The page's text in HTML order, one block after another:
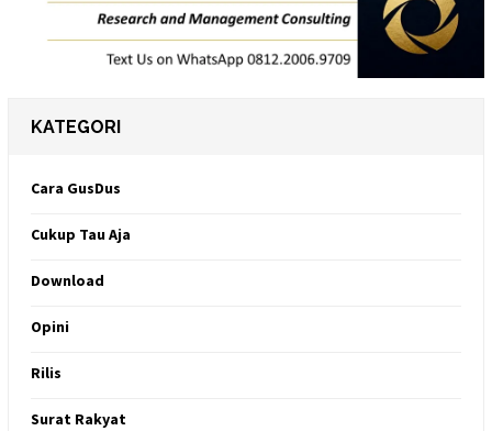
KATEGORI
Cara GusDus
Cukup Tau Aja
Download
Opini
Rilis
Surat Rakyat